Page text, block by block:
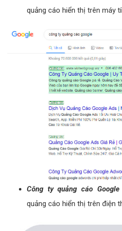
quảng cáo hiển thị trên máy
Công ty quảng cáo Google
quảng cáo hiển thị trên điện